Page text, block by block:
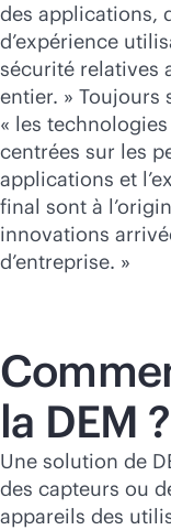
des applications,
d’expérience
sécurité relatives
entier. » Toujours
« les
centrées sur les
applications et
final sont à
innovations
d’entreprise. »
la DEM ?
Une solution de
des capteurs ou
appareils des